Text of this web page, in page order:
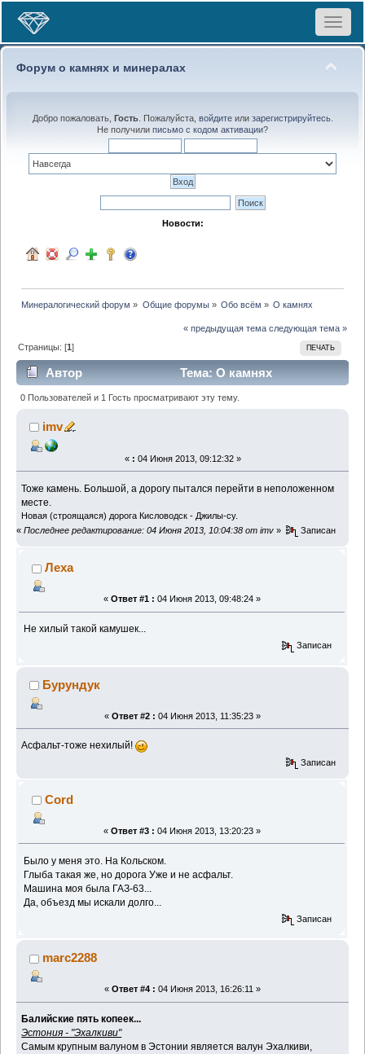
Toggle
Форум о камнях и минералах
Добро пожаловать, Гость. Пожалуйста, войдитеили зарегистрируйтесь.
Не получили письмо с кодом активации?
Новости:
Минералогический форум » Общие форумы» Обо всём » О камнях
« предыдущая тема следующая тема »
ПЕЧАТЬ
Страницы: [1]
Автор
Тема: О камнях
(Прочитано 2411 раз)
0 Пользователей и 1 Гость просматривают эту тему.
imv
« : 04 Июня 2013, 09:12:32 »
Тоже камень. Большой, а дорогу пытался перейти в неположенном
месте.
Новая (строящаяся) дорога Кисловодск - Джилы-су.
« Последнее редактирование: 04 Июня 2013, 10:04:38 от imv » Записан
Леха
« Ответ #1 : 04 Июня 2013, 09:48:24 »
Не хилый такой камушек...
Записан
Бурундук
« Ответ #2 : 04 Июня 2013, 11:35:23 »
Асфальт-тоже нехилый!
Записан
Cord
« Ответ #3 : 04 Июня 2013, 13:20:23 »
Было у меня это. На Кольском.
Глыба такая же, но дорога Уже и не асфальт.
Машина моя была ГАЗ-63...
Да, объезд мы искали долго...
Записан
marc2288
« Ответ #4 : 04 Июня 2013, 16:26:11 »
Балийские пять копеек...
Эстония - "Эхалкиви"
Самым крупным валуном в Эстонии является валун Эхалкиви,